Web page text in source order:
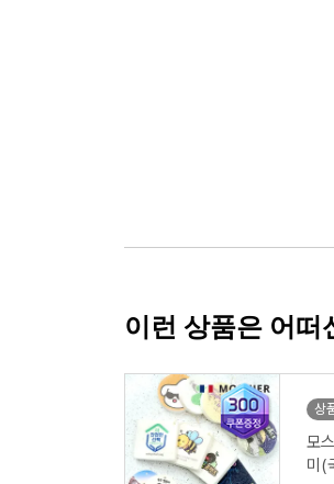
이런 상품은 어떠
상
모
미(